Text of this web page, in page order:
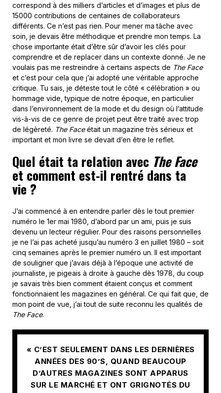
correspond à des milliers d’articles et d’images et plus de
15000 contributions de centaines de collaborateurs
différents. Ce n’est pas rien. Pour mener ma tâche avec
soin, je devais être méthodique et prendre mon temps. La
chose importante était d’être sûr d’avoir les clés pour
comprendre et de replacer dans un contexte donné. Je ne
voulais pas me restreindre à certains aspects de The Face
et c’est pour cela que j’ai adopté une véritable approche
critique. Tu sais, je déteste tout le côté « célébration » ou
hommage vide, typique de notre époque, en particulier
dans l’environnement de la mode et du design où l’attitude
vis-à-vis de ce genre de projet peut être traité avec trop
de légèreté. The Faceétait un magazine très sérieux et
important et mon livre se devait d’en être le reflet.
Quel était ta relation avec The Face
et comment est-il rentré dans ta
vie ?
J’ai commencé à en entendre parler dès le tout premier
numéro le 1er mai 1980, d’abord par un ami, puis je suis
devenu un lecteur régulier. Pour des raisons personnelles
je ne l’ai pas acheté jusqu’au numéro 3 en juillet 1980 – soit
cinq semaines après le premier numéro un. Il est important
de souligner que j’avais déjà à l’époque une activité de
journaliste, je pigeais à droite à gauche dès 1978, du coup
je savais très bien comment étaient conçus et comment
fonctionnaient les magazines en général. Ce qui fait que, de
mon point de vue, j’ai tout de suite reconnu les qualités de
The Face.
« C’EST SEULEMENT DANS LES DERNIÈRES
ANNÉES DES 90’S, QUAND BEAUCOUP
D’AUTRES MAGAZINES SONT APPARUS
SUR LE MARCHÉ ET ONT GRIGNOTÉS DU